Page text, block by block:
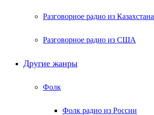
Разговорное радио из Казахстана
Разговорное радио из США
Другие жанры
Фолк
Фолк радио из России